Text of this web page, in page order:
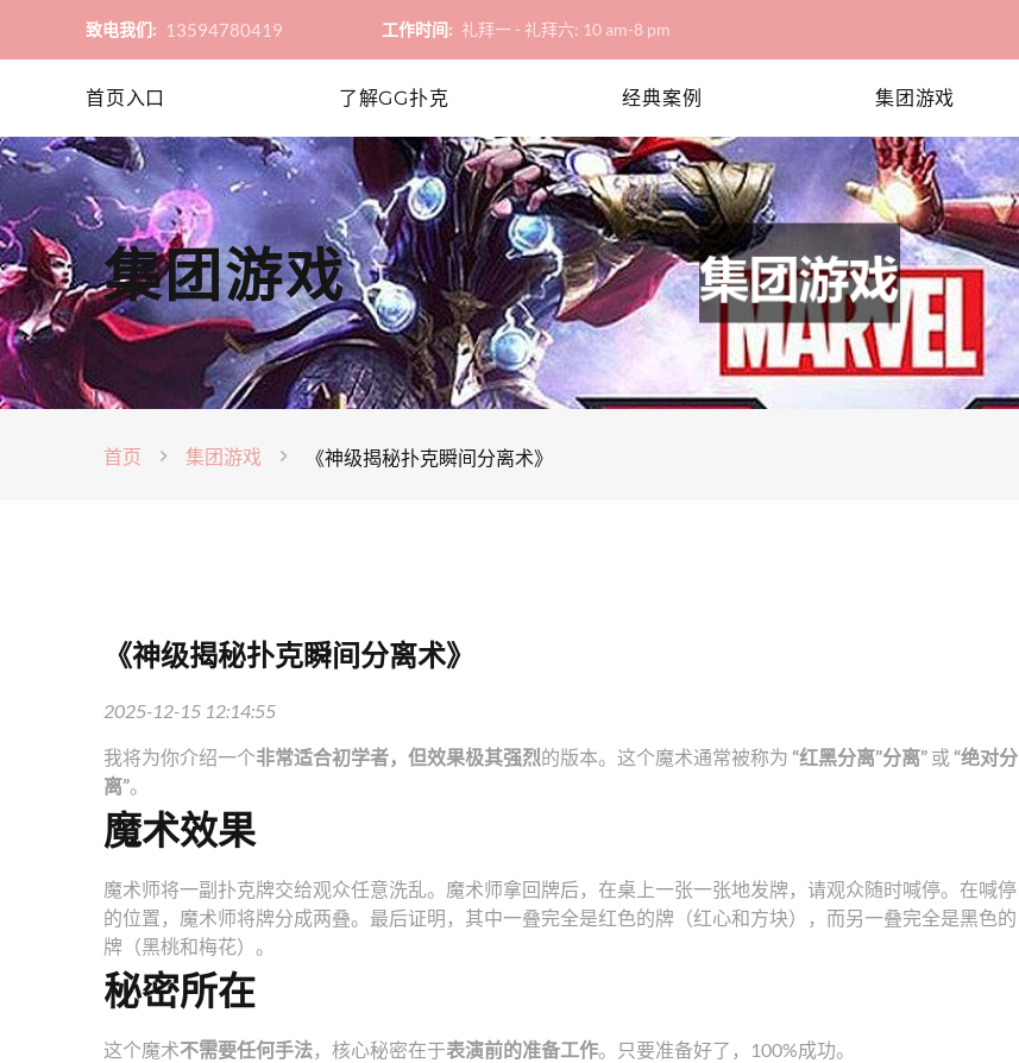
致电我们: 13594780419 工作时间: 礼拜一 - 礼拜六: 10 am-8 pm
首页入口 了解GG扑克 经典案例 集团游戏
集团游戏
首页 集团游戏 《神级揭秘扑克瞬间分离术》
《神级揭秘扑克瞬间分离术》
2025-12-15 12:14:55
我将为你介绍一个非常适合初学者，但效果极其强烈的版本。这个魔术通常被称为 “红黑分离”分离” 或 “绝对分
离”。
魔术效果
魔术师将一副扑克牌交给观众任意洗乱。魔术师拿回牌后，在桌上一张一张地发牌，请观众随时喊停。在喊停
的位置，魔术师将牌分成两叠。最后证明，其中一叠完全是红色的牌（红心和方块），而另一叠完全是黑色的
牌（黑桃和梅花）。
秘密所在
这个魔术不需要任何手法，核心秘密在于表演前的准备工作。只要准备好了，100%成功。